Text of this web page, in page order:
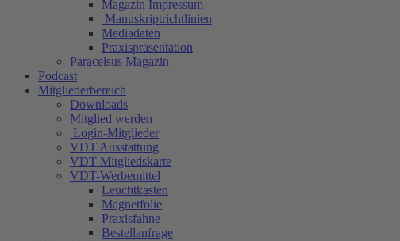
Magazin Impressum
Manuskriptrichtlinien
Mediadaten
Praxispräsentation
Paracelsus Magazin
Podcast
Mitgliederbereich
Downloads
Mitglied werden
Login-Mitglieder
VDT Ausstattung
VDT Mitgliedskarte
VDT-Werbemittel
Leuchtkasten
Magnetfolie
Praxisfahne
Bestellanfrage